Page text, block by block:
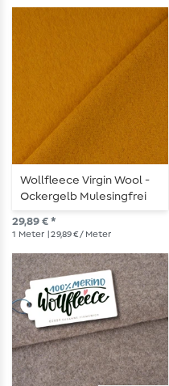
Wollfleece Virgin Wool -
Ockergelb Mulesingfrei
29,89 € *
1 Meter | 29,89 € / Meter